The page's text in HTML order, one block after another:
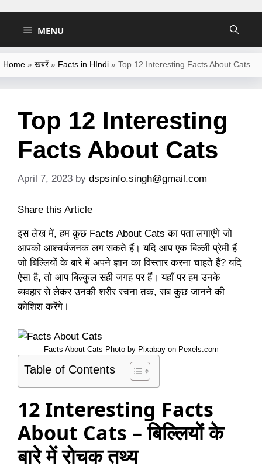
content MENU
Home » खबरें» Facts in HIndi » Top 12 Interesting Facts About Cats
Top 12 Interesting
Facts About Cats
April 7, 2023 by dspsinfo.singh@gmail.com
Share this Article
इस लेख में, हम कुछ Facts About Cats का पता लगाएंगे जो
आपको आश्चर्यजनक लग सकते हैं। यदि आप एक बिल्ली प्रेमी हैं
जो बिल्लियों के बारे में अपने ज्ञान का विस्तार करना चाहते हैं? यदि
ऐसा है, तो आप बिल्कुल सही जगह पर हैं। यहाँ पर हम उनके
व्यवहार से लेकर उनकी शरीर रचना तक, सब कुछ जानने की
कोशिश करेंगे।
Facts About Cats Photo by Pixabay on Pexels.com
Table of Contents
12 Interesting Facts
About Cats – बिल्लियों के
बारे में रोचक तथ्य